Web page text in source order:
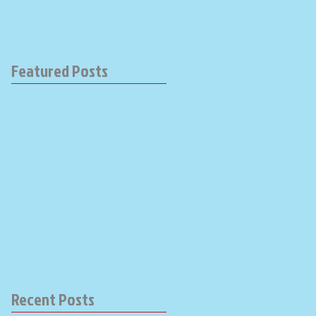
Featured Posts
Recent Posts